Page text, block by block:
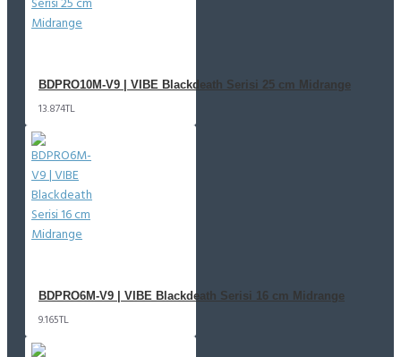
BDPRO10M-V9 | VIBE Blackdeath Serisi 25 cm Midrange
13.874TL
BDPRO6M-V9 | VIBE Blackdeath Serisi 16 cm Midrange
9.165TL